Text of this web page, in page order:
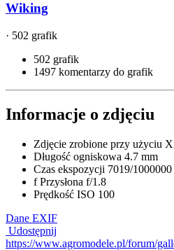
Wiking
· 502 grafik
502 grafik
1497 komentarzy do grafik
Informacje o zdjęciu
Zdjęcie zrobione przy użyciu
Długość ogniskowa 4.7 mm
Czas ekspozycji 7019/1000000
f Przysłona f/1.8
Prędkość ISO 100
Dane EXIF
Udostępnij
https://www.agromodele.pl/forum/